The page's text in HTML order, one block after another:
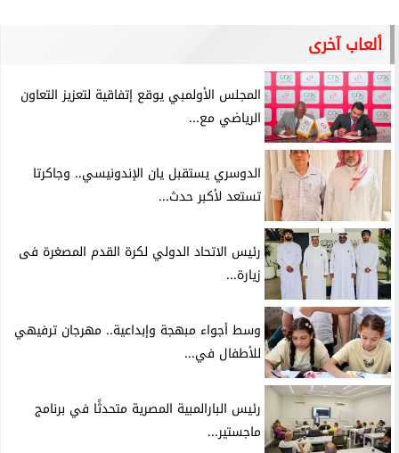
ألعاب آخرى
المجلس الأولمبي يوقع إتفاقية لتعزيز التعاون
الرياضي مع...
الدوسري يستقبل يان الإندونيسي.. وجاكرتا
تستعد لأكبر حدث...
رئيس الاتحاد الدولي لكرة القدم المصغرة فى
زيارة...
وسط أجواء مبهجة وإبداعية.. مهرجان ترفيهي
للأطفال في...
رئيس البارالمبية المصرية متحدثًا في برنامج
ماجستير...